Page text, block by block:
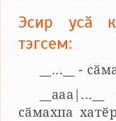
Эсир усӑ
тэгсем:
__...__ -
сӑмахпа